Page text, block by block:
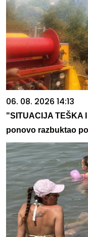
06. 08. 2026 14:13
"SITUACIJA TEŠKA
ponovo razbuktao